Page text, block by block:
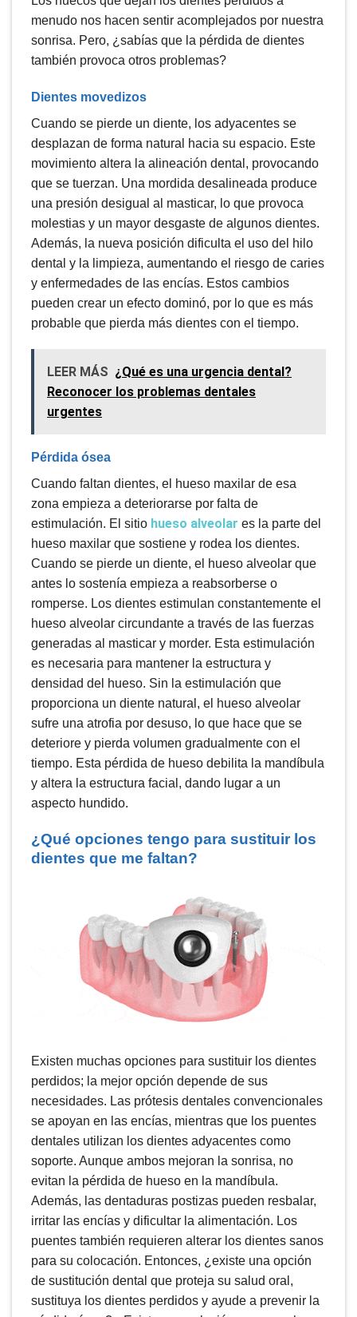
menudo nos hacen sentir acomplejados por nuestra
sonrisa. Pero, ¿sabías que la pérdida de dientes
también provoca otros problemas?
Dientes movedizos
Cuando se pierde un diente, los adyacentes se
desplazan de forma natural hacia su espacio. Este
movimiento altera la alineación dental, provocando
que se tuerzan. Una mordida desalineada produce
una presión desigual al masticar, lo que provoca
molestias y un mayor desgaste de algunos dientes.
Además, la nueva posición dificulta el uso del hilo
dental y la limpieza, aumentando el riesgo de caries
y enfermedades de las encías. Estos cambios
pueden crear un efecto dominó, por lo que es más
probable que pierda más dientes con el tiempo.
LEER MÁS ¿Qué es una urgencia dental?
Reconocer los problemas dentales
urgentes
Pérdida ósea
Cuando faltan dientes, el hueso maxilar de esa
zona empieza a deteriorarse por falta de
estimulación. El sitio hueso alveolar es la parte del
hueso maxilar que sostiene y rodea los dientes.
Cuando se pierde un diente, el hueso alveolar que
antes lo sostenía empieza a reabsorberse o
romperse. Los dientes estimulan constantemente el
hueso alveolar circundante a través de las fuerzas
generadas al masticar y morder. Esta estimulación
es necesaria para mantener la estructura y
densidad del hueso. Sin la estimulación que
proporciona un diente natural, el hueso alveolar
sufre una atrofia por desuso, lo que hace que se
deteriore y pierda volumen gradualmente con el
tiempo. Esta pérdida de hueso debilita la mandíbula
y altera la estructura facial, dando lugar a un
aspecto hundido.
¿Qué opciones tengo para sustituir los
dientes que me faltan?
Existen muchas opciones para sustituir los dientes
perdidos; la mejor opción depende de sus
necesidades. Las prótesis dentales convencionales
se apoyan en las encías, mientras que los puentes
dentales utilizan los dientes adyacentes como
soporte. Aunque ambos mejoran la sonrisa, no
evitan la pérdida de hueso en la mandíbula.
Además, las dentaduras postizas pueden resbalar,
irritar las encías y dificultar la alimentación. Los
puentes también requieren alterar los dientes sanos
para su colocación. Entonces, ¿existe una opción
de sustitución dental que proteja su salud oral,
sustituya los dientes perdidos y ayude a prevenir la